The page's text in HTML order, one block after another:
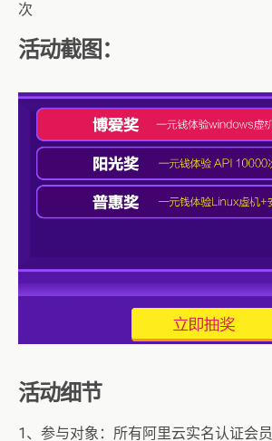
次
活动截图：
活动细节
1、参与对象：所有阿里云实名认证会员